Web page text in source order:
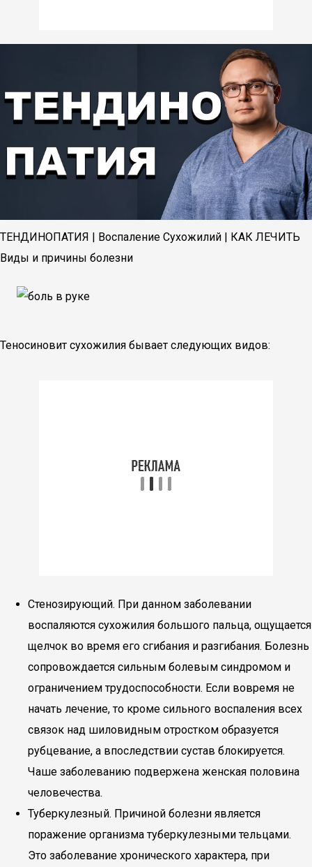
ТЕНДИНОПАТИЯ | Воспаление Сухожилий | КАК ЛЕЧИТЬ
Виды и причины болезни
Теносиновит сухожилия бывает следующих видов:
Стенозирующий. При данном заболевании
воспаляются сухожилия большого пальца, ощущается
щелчок во время его сгибания и разгибания. Болезнь
сопровождается сильным болевым синдромом и
ограничением трудоспособности. Если вовремя не
начать лечение, то кроме сильного воспаления всех
связок над шиловидным отростком образуется
рубцевание, а впоследствии сустав блокируется.
Чаше заболеванию подвержена женская половина
человечества.
Туберкулезный. Причиной болезни является
поражение организма туберкулезными тельцами.
Это заболевание хронического характера, при